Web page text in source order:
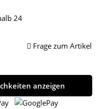
24
Frage zum Artikel
anzeigen